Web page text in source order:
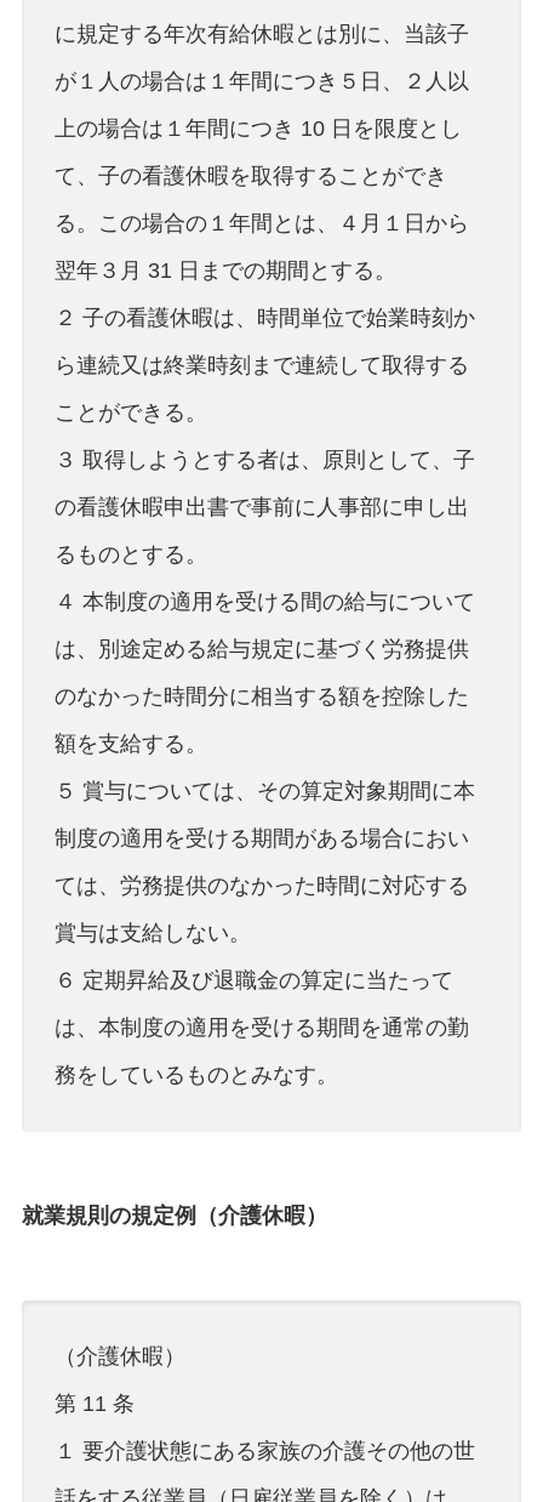
に規定する年次有給休暇とは別に、当該子
が１人の場合は１年間につき５日、２人以
上の場合は１年間につき 10 日を限度とし
て、子の看護休暇を取得することができ
る。この場合の１年間とは、４月１日から
翌年３月 31 日までの期間とする。
２ 子の看護休暇は、時間単位で始業時刻か
ら連続又は終業時刻まで連続して取得する
ことができる。
３ 取得しようとする者は、原則として、子
の看護休暇申出書で事前に人事部に申し出
るものとする。
４ 本制度の適用を受ける間の給与について
は、別途定める給与規定に基づく労務提供
のなかった時間分に相当する額を控除した
額を支給する。
５ 賞与については、その算定対象期間に本
制度の適用を受ける期間がある場合におい
ては、労務提供のなかった時間に対応する
賞与は支給しない。
６ 定期昇給及び退職金の算定に当たって
は、本制度の適用を受ける期間を通常の勤
務をしているものとみなす。
就業規則の規定例（介護休暇）
（介護休暇）
第 11 条
１ 要介護状態にある家族の介護その他の世